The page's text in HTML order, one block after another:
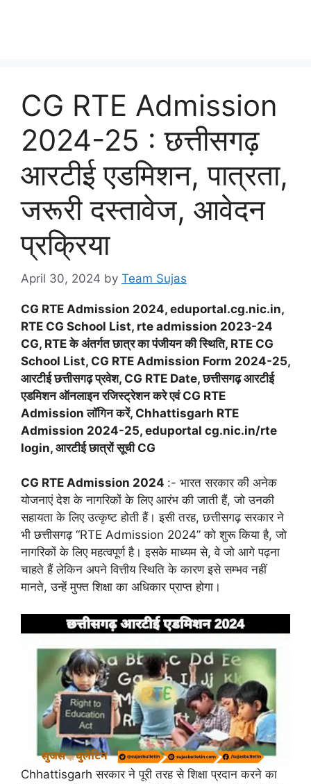
CG RTE Admission
2024-25 : छत्तीसगढ़
आरटीई एडमिशन, पात्रता,
जरूरी दस्तावेज, आवेदन
प्रक्रिया
April 30, 2024 by Team Sujas
CG RTE Admission 2024, eduportal.cg.nic.in,
RTE CG School List, rte admission 2023-24
CG, RTE के अंतर्गत छात्र का पंजीयन की स्थिति, RTE CG
School List, CG RTE Admission Form 2024-25,
आरटीई छत्तीसगढ़ प्रवेश, CG RTE Date, छत्तीसगढ़ आरटीई
एडमिशन ऑनलाइन रजिस्ट्रेशन करे एवं CG RTE
Admission लॉगिन करें, Chhattisgarh RTE
Admission 2024-25, eduportal cg.nic.in/rte
login, आरटीई छात्रों सूची CG
CG RTE Admission 2024 :- भारत सरकार की अनेक
योजनाएं देश के नागरिकों के लिए आरंभ की जाती हैं, जो उनकी
सहायता के लिए उत्कृष्ट होती हैं। इसी तरह, छत्तीसगढ़ सरकार ने
भी छत्तीसगढ़ “RTE Admission 2024” को शुरू किया है, जो
नागरिकों के लिए महत्वपूर्ण है। इसके माध्यम से, वे जो आगे पढ़ना
चाहते हैं लेकिन अपने वित्तीय स्थिति के कारण इसे सम्भव नहीं
मानते, उन्हें मुफ्त शिक्षा का अधिकार प्राप्त होगा।
Chhattisgarh सरकार ने पूरी तरह से शिक्षा प्रदान करने का